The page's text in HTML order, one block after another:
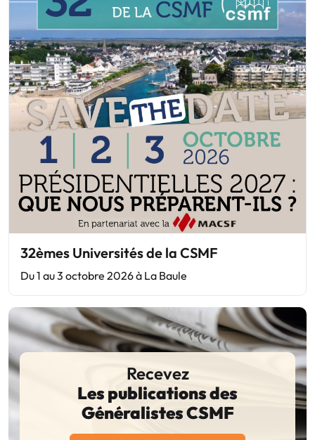
32èmes Universités de la CSMF
Du 1 au 3 octobre 2026 à La Baule
Recevez
Les publications des
Généralistes CSMF